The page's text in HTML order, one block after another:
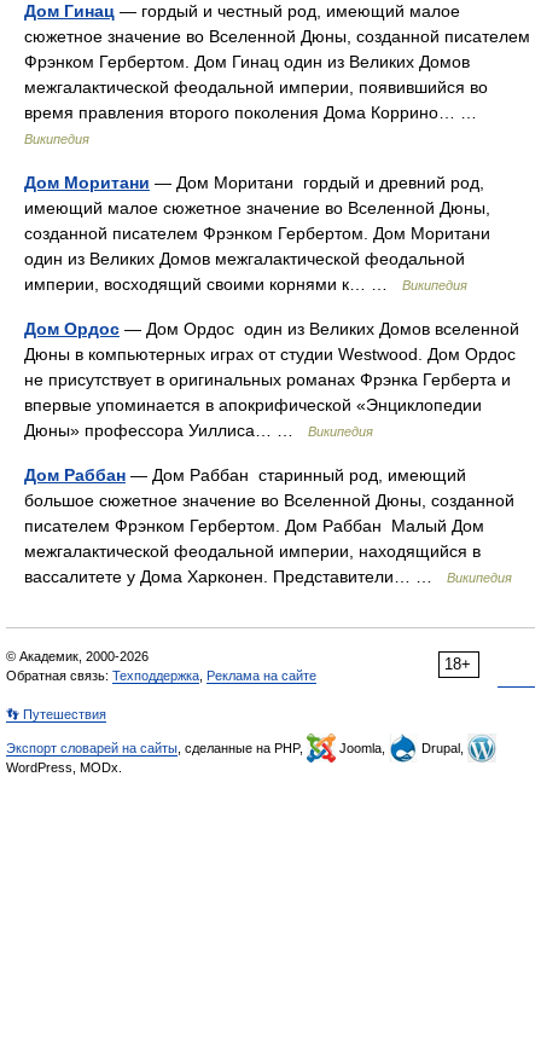
Дом Гинац — гордый и честный род, имеющий малое
сюжетное значение во Вселенной Дюны, созданной писателем
Фрэнком Гербертом. Дом Гинац один из Великих Домов
межгалактической феодальной империи, появившийся во
время правления второго поколения Дома Коррино… …
Википедия
Дом Моритани — Дом Моритани гордый и древний род,
имеющий малое сюжетное значение во Вселенной Дюны,
созданной писателем Фрэнком Гербертом. Дом Моритани
один из Великих Домов межгалактической феодальной
империи, восходящий своими корнями к… …
Википедия
Дом Ордос — Дом Ордос один из Великих Домов вселенной
Дюны в компьютерных играх от студии Westwood. Дом Ордос
не присутствует в оригинальных романах Фрэнка Герберта и
впервые упоминается в апокрифической «Энциклопедии
Дюны» профессора Уиллиса… …
Википедия
Дом Раббан — Дом Раббан старинный род, имеющий
большое сюжетное значение во Вселенной Дюны, созданной
писателем Фрэнком Гербертом. Дом Раббан Малый Дом
межгалактической феодальной империи, находящийся в
вассалитете у Дома Харконен. Представители… …
Википедия
18+
© Академик, 2000-2026
Обратная связь: Техподдержка Реклама на сайте
👣 Путешествия
Экспорт словарей на сайты , сделанные на PHP, Joomla,
Drupal,
WordPress, MODx.